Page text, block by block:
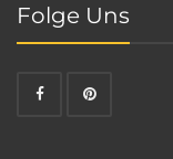
Folge Uns